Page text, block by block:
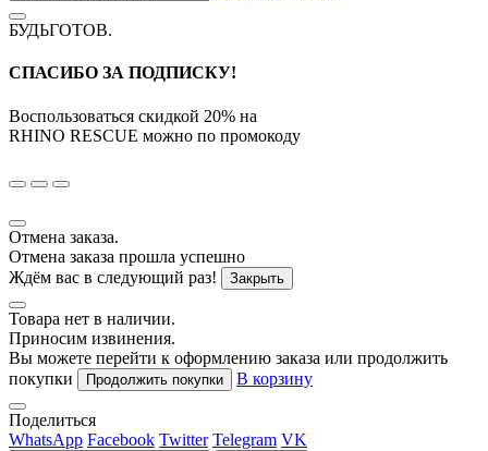
БУДЬГОТОВ.
СПАСИБО ЗА ПОДПИСКУ!
Воспользоваться скидкой 20% на
RHINO RESCUE можно по промокоду
Отмена заказа.
Отмена заказа прошла успешно
Ждём вас в следующий раз!
Закрыть
Товара нет в наличии.
Приносим извинения.
Вы можете перейти к оформлению заказа или продолжить
покупки
Продолжить покупки В корзину
Поделиться
WhatsApp Facebook Twitter Telegram VK